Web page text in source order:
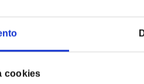
cookies